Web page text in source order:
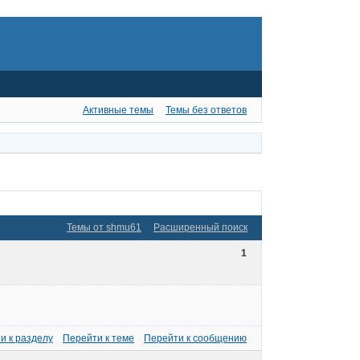
Активные темы Темы без ответов
Темы от shmu61 Расширенный поиск
1
к разделу Перейти к теме Перейти к сообщению